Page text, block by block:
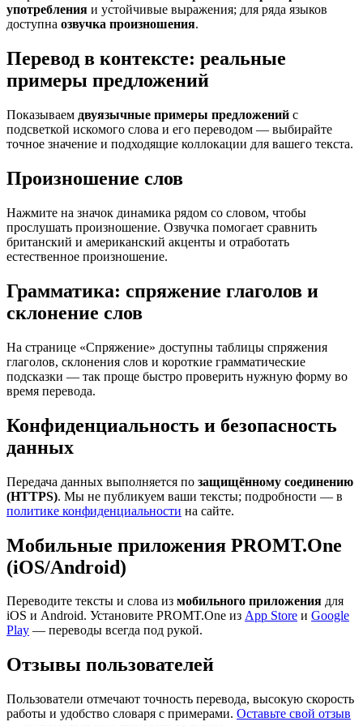
употребления и устойчивые выражения; для ряда языков
доступна озвучка произношения.
Перевод в контексте: реальные
примеры предложений
Показываем двуязычные примеры предложений с
подсветкой искомого слова и его переводом — выбирайте
точное значение и подходящие коллокации для вашего текста.
Произношение слов
Нажмите на значок динамика рядом со словом, чтобы
прослушать произношение. Озвучка помогает сравнить
британский и американский акценты и отработать
естественное произношение.
Грамматика: спряжение глаголов и
склонение слов
На странице «Спряжение» доступны таблицы спряжения
глаголов, склонения слов и короткие грамматические
подсказки — так проще быстро проверить нужную форму во
время перевода.
Конфиденциальность и безопасность
данных
Передача данных выполняется по защищённому соединению
(HTTPS). Мы не публикуем ваши тексты; подробности — в
политике конфиденциальности на сайте.
Мобильные приложения PROMT.One
(iOS/Android)
Переводите тексты и слова из мобильного приложения для
iOS и Android. Установите PROMT.One из App Store и Google
Play — переводы всегда под рукой.
Отзывы пользователей
Пользователи отмечают точность перевода, высокую скорость
работы и удобство словаря с примерами. Оставьте свой отзыв